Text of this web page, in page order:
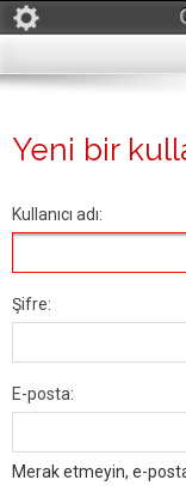
Yeni bir
Kullanıcı adı:
Şifre:
E-posta:
Merak etmeyin, e-